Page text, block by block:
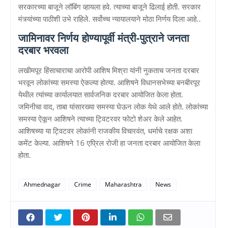
सरकारच्या बाजूने लॉबिंग व्हायला हवे. त्याच्या बाजूने ढिलाई होती. सरकार
मंत्र्यांच्या पाठीशी उभे राहिले. सर्वोच्च न्यायालयाने मोठा निर्णय दिला आहे..
जामिनावर निर्णय होण्यापूर्वी मंत्री-पुत्राने जनता
दरबार भरवला
लखीमपूर हिंसाचाराचा आरोपी आशिष मिश्रा यांनी नुकताच जनता दरबार
भरवून लोकांच्या समस्या ऐकल्या होत्या. आशिषने विधानसभेच्या बनबीरपूर
येथील त्यांच्या कार्यालयात सार्वजनिक दरबार आयोजित केला होता.
जमिनीचा वाद, ताबा यांसारख्या समस्या घेऊन लोक येथे आले होते. लोकांच्या
समस्या ऐकून आशिषने त्याच्या ट्विटरवर फोटो शेअर केले आहेत.
आशिषच्या या ट्विटवर लोकांनी राजकीय विचारवंत, धर्माचे रक्षक अशा
कमेंट केल्या. आशिषने 16 एप्रिल रोजी हा जनता दरबार आयोजित केला
होता.
Ahmednagar Crime Maharashtra News